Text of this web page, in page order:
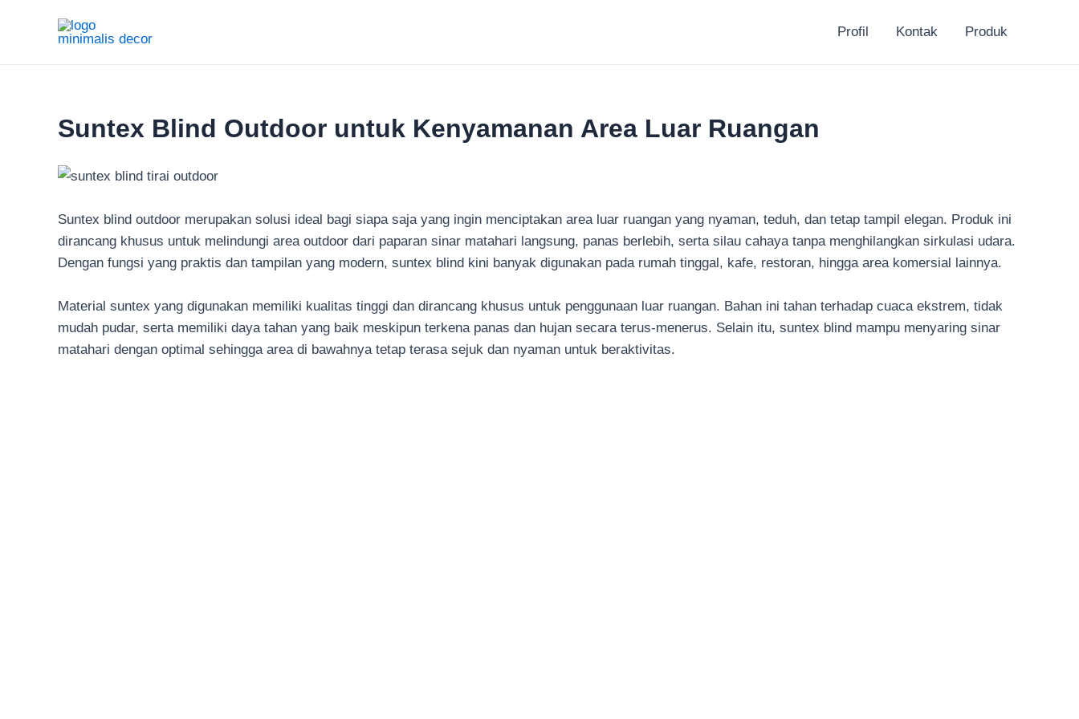
Profil Kontak Produk
Suntex Blind Outdoor untuk Kenyamanan Area Luar Ruangan
Suntex blind outdoor merupakan solusi ideal bagi siapa saja yang ingin menciptakan area luar ruangan yang nyaman, teduh, dan tetap tampil elegan. Produk ini
dirancang khusus untuk melindungi area outdoor dari paparan sinar matahari langsung, panas berlebih, serta silau cahaya tanpa menghilangkan sirkulasi udara.
Dengan fungsi yang praktis dan tampilan yang modern, suntex blind kini banyak digunakan pada rumah tinggal, kafe, restoran, hingga area komersial lainnya.
Material suntex yang digunakan memiliki kualitas tinggi dan dirancang khusus untuk penggunaan luar ruangan. Bahan ini tahan terhadap cuaca ekstrem, tidak
mudah pudar, serta memiliki daya tahan yang baik meskipun terkena panas dan hujan secara terus-menerus. Selain itu, suntex blind mampu menyaring sinar
matahari dengan optimal sehingga area di bawahnya tetap terasa sejuk dan nyaman untuk beraktivitas.